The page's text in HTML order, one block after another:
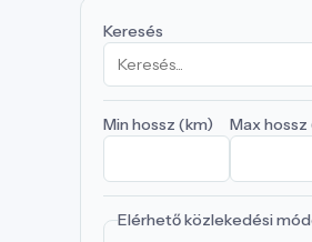
Keresés
Min hossz (km) Max hossz
Elérhető közlekedési